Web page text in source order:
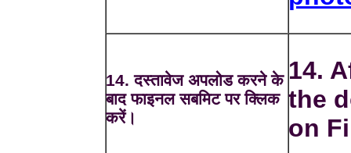
14. दस्तावेज अपलोड करने के
बाद फाइनल सबमिट पर क्लिक
करें।
14.
the
on